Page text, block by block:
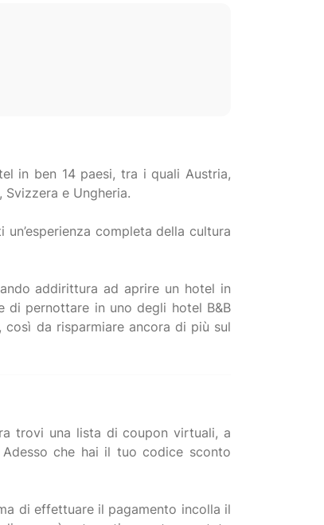
in ben 14 paesi, tra i quali Austria,
Svizzera e Ungheria.
completa della cultura
addirittura ad aprire un hotel in
di pernottare in uno degli hotel B&B
da risparmiare ancora di più sul
trovi una lista di coupon virtuali, a
che hai il tuo codice sconto
di effettuare il pagamento incolla il